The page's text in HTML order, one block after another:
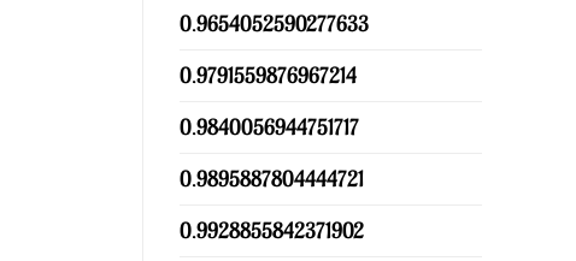
0.9654052590277633
0.9791559876967214
0.9840056944751717
0.9895887804444721
0.9928855842371902